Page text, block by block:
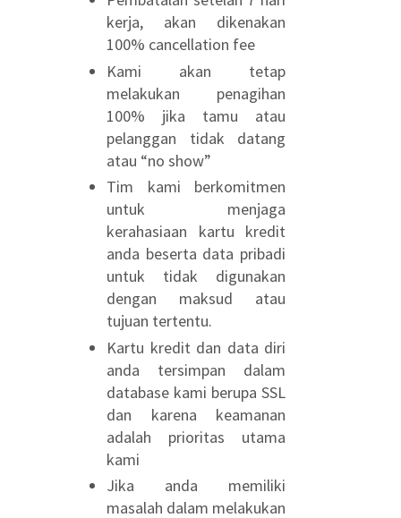
kerja, akan dikenakan
100% cancellation fee
Kami akan tetap
melakukan penagihan
100% jika tamu atau
pelanggan tidak datang
atau “no show”
Tim kami berkomitmen
untuk menjaga
kerahasiaan kartu kredit
anda beserta data pribadi
untuk tidak digunakan
dengan maksud atau
tujuan tertentu.
Kartu kredit dan data diri
anda tersimpan dalam
database kami berupa SSL
dan karena keamanan
adalah prioritas utama
kami
Jika anda memiliki
masalah dalam melakukan